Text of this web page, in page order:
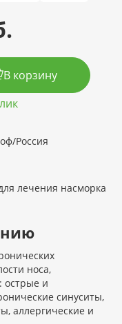
В корзину
Россия
лечения насморка
носа,
острые и
синуситы,
аллергические и